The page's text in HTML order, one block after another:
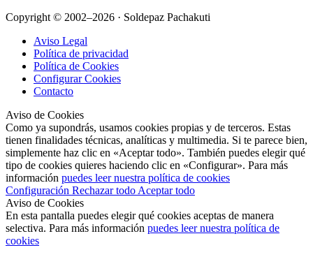
Copyright © 2002–2026 · Soldepaz Pachakuti
Aviso Legal
Política de privacidad
Política de Cookies
Configurar Cookies
Contacto
Aviso de Cookies
Como ya supondrás, usamos cookies propias y de terceros. Estas
tienen finalidades técnicas, analíticas y multimedia. Si te parece bien,
simplemente haz clic en «Aceptar todo». También puedes elegir qué
tipo de cookies quieres haciendo clic en «Configurar». Para más
información puedes leer nuestra política de cookies
Configuración Rechazar todo Aceptar todo
Aviso de Cookies
En esta pantalla puedes elegir qué cookies aceptas de manera
selectiva. Para más información puedes leer nuestra política de
cookies